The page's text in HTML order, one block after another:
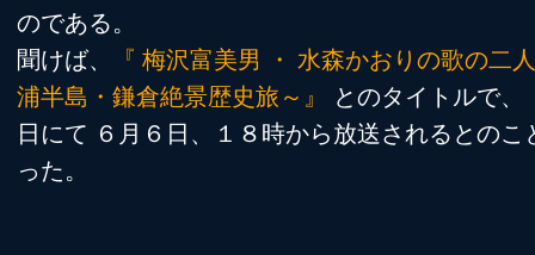
のである。
聞けば、
『 梅沢富美男 ・ 水森かおりの歌の二
浦半島・鎌倉絶景歴史旅～』
とのタイトルで、
日にて ６月６日、１８時から放送されるとのこ
った。